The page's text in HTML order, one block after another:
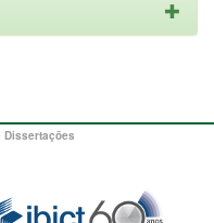
Dissertações